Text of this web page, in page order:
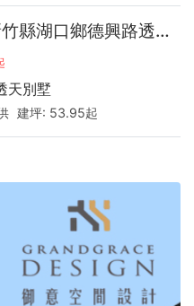
縣湖口鄉德興路透天32.7
天別墅
建坪: 53.95起